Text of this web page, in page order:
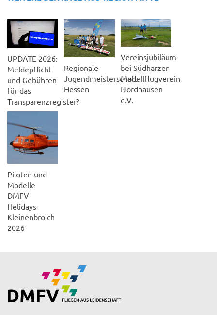
UPDATE 2026:
Meldepflicht
und Gebühren
für das
Transparenzregister?
Regionale
Jugendmeisterschaft
Hessen
Vereinsjubiläum
bei Südharzer
Modellflugverein
Nordhausen
e.V.
Piloten und
Modelle
DMFV
Helidays
Kleinenbroich
2026